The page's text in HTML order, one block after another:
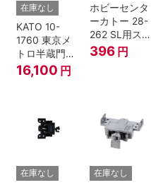
在庫なし
KATO 10-
1760 東京メ
トロ半蔵門線
18000系 基本
6両セット N
16,100 円
ホビーセンタ
ーカトー 28-
262 SL用スノ
ープロウ1 前
面用 Nゲージ
396 円
在庫なし 在庫なし